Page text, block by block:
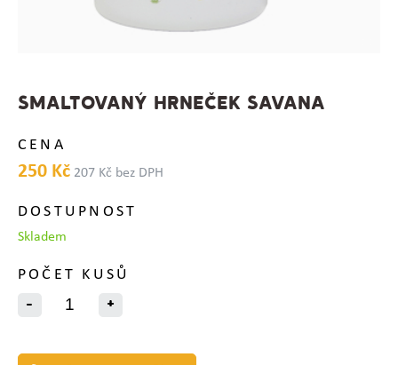
SMALTOVANÝ HRNEČEK SAVANA
CENA
250 Kč 207 Kč bez DPH
DOSTUPNOST
Skladem
POČET KUSŮ
-
+